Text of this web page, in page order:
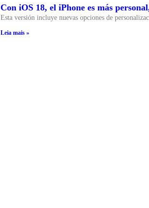
Con iOS 18, el iPhone es más
Esta versión incluye nuevas opciones de
Leia mais »